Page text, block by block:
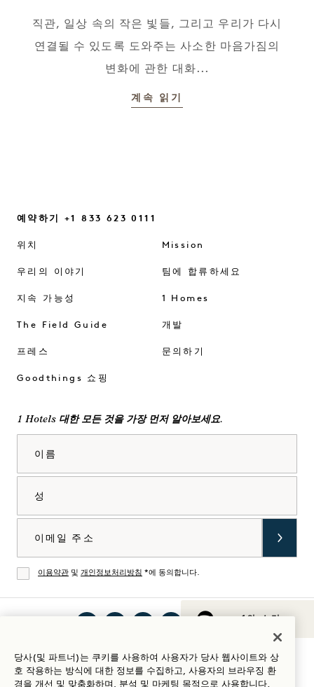
직관, 일상 속의 작은 빛들, 그리고 우리가 다시
연결될 수 있도록 도와주는 사소한 마음가짐의
변화에 관한 대화...
계속 읽기
1의 소리
예약하기 +1 833 623 0111
위치
우리의 이야기
지속 가능성
The Field Guide
프레스
Goodthings 쇼핑
Mission
팀에 합류하세요
1 Homes
개발
문의하기
1 Hotels 대한 모든 것을 가장 먼저 알아보세요.
동의
이용약관 및 개인정보처리방침 *에 동의합니다.
타그
램에
에서
1
스북
에서
브에
서 1
드인
에서
에서
1
숙박 가이드
당사(및 파트너)는 쿠키를 사용하여 사용자가 당사 웹사이트와 상
호 작용하는 방식에 대한 정보를 수집하고, 사용자의 브라우징 환
경을 개선 및 맞춤화하며, 분석 및 마케팅 목적으로 사용합니다.